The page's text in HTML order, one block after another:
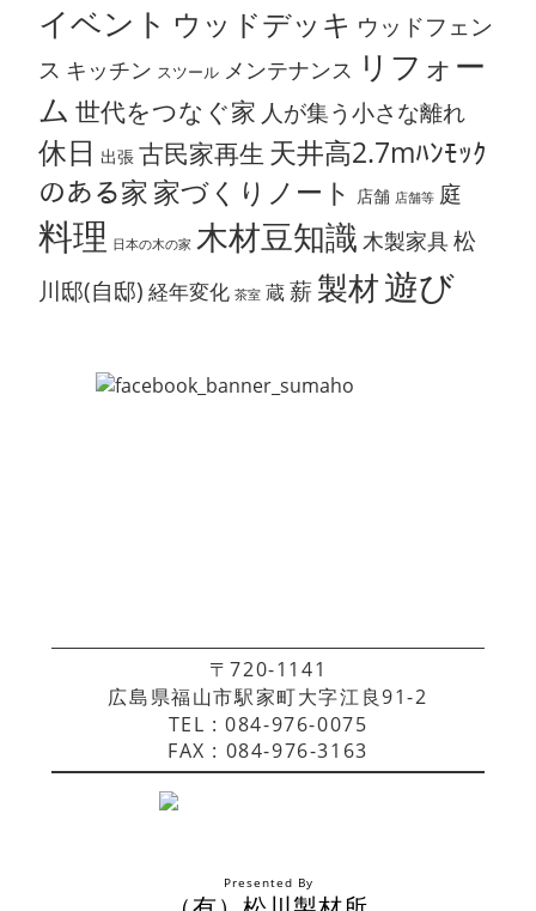
イベント ウッドデッキ ウッドフェン
ス キッチン スツール メンテナンス リフォー
ム 世代をつなぐ家 人が集う小さな離れ
休日 出張 古民家再生 天井高2.7mﾊﾝﾓｯｸ
のある家 家づくりノート 店舗 店舗等 庭
料理 日本の木の家 木材豆知識 木製家具松
川邸(自邸) 経年変化 茶室 蔵 薪 製材遊び
〒720-1141
広島県福山市駅家町大字江良91-2
TEL : 084-976-0075
FAX : 084-976-3163
Presented By